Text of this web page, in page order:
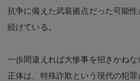
抗争に備えた武装拠点だった可能
続けている。
一歩間違えれば大惨事を招きかね
正体は、特殊詐欺という現代の犯